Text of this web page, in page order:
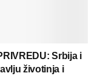
Srbija i
životinja i